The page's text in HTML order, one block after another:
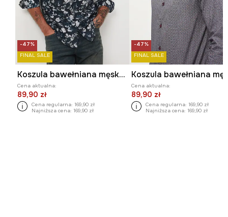
-47%
FINAL SALE
Koszula bawełniana męska z kołnierzykiem klasycznym wzorzysta
Cena aktualna:
89,90 zł
Cena regularna: 169,90 zł
Najniższa cena: 169,90 zł
-47%
FINAL SALE
Cena aktualna:
89,90 zł
Cena regularna: 169,90 zł
Najniższa cena: 169,90 zł